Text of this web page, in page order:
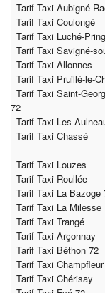
Tarif Taxi Aubigné-
Tarif Taxi Coulongé
Tarif Taxi Luché-
Tarif Taxi Savigné-
Tarif Taxi Allonnes
Tarif Taxi Pruillé-le-
Tarif Taxi Saint-
72
Tarif Taxi Les
Tarif Taxi Chassé
Tarif Taxi Louzes
Tarif Taxi Roullée
Tarif Taxi La Bazoge
Tarif Taxi La Milesse
Tarif Taxi Trangé
Tarif Taxi Arçonnay
Tarif Taxi Béthon 72
Tarif Taxi Champfleur
Tarif Taxi Chérisay